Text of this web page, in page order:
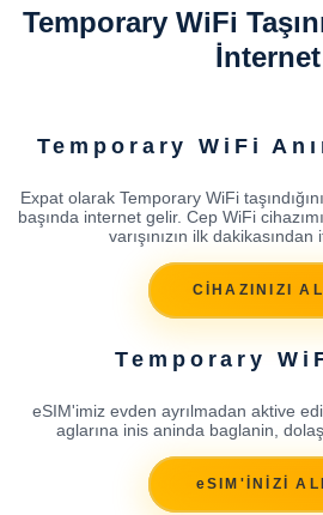
Temporary WiFi
İnternet
Temporary WiFi
Expat olarak Temporary WiFi
başında internet gelir. Cep WiFi
varışınızın ilk dakikasından
CİHAZINIZI
Temporary
eSIM'imiz evden ayrılmadan aktive
aglarına inis aninda baglanin,
eSIM'İNİZİ